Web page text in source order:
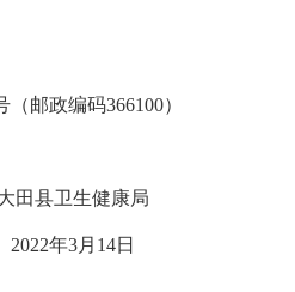
邮政编码366100）
康局
日